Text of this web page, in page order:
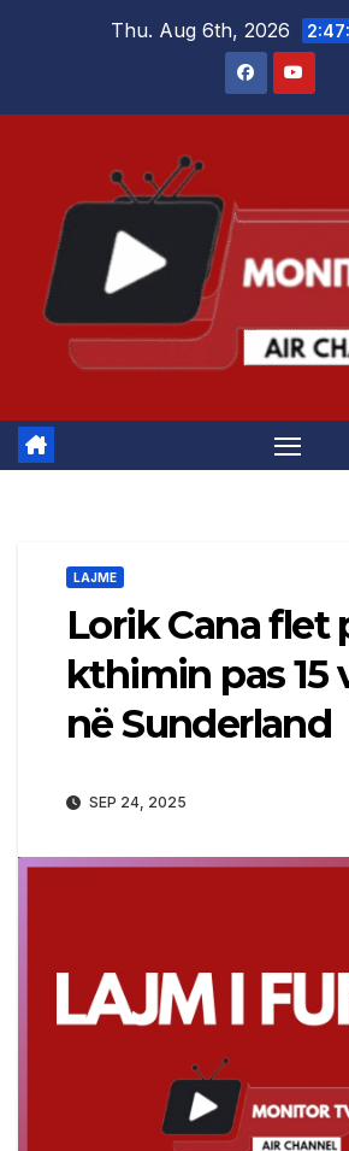
Thu. Aug 6th, 2026
LAJME
Lorik Cana flet
kthimin pas 15
në Sunderland
SEP 24, 2025